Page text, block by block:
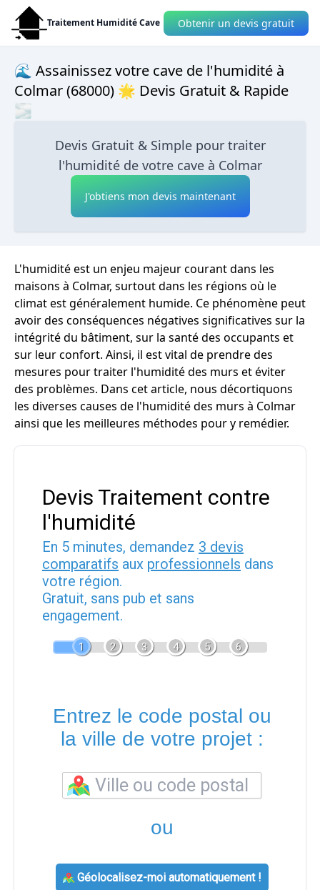
Traitement Humidité Cave Obtenir un devis gratuit
🌊 Assainissez votre cave de l'humidité à
Colmar (68000) 🌟 Devis Gratuit & Rapide
🌫
Devis Gratuit & Simple pour traiter
l'humidité de votre cave à Colmar
J'obtiens mon devis maintenant
L'humidité est un enjeu majeur courant dans les
maisons à Colmar, surtout dans les régions où le
climat est généralement humide. Ce phénomène peut
avoir des conséquences négatives significatives sur la
intégrité du bâtiment, sur la santé des occupants et
sur leur confort. Ainsi, il est vital de prendre des
mesures pour traiter l'humidité des murs et éviter
des problèmes. Dans cet article, nous décortiquons
les diverses causes de l'humidité des murs à Colmar
ainsi que les meilleures méthodes pour y remédier.
Devis Traitement contre
l'humidité
En 5 minutes, demandez 3 devis
comparatifs aux professionnels dans
votre région.
Gratuit, sans pub et sans
engagement.
1 2 3 4 5 6
Entrez le code postal ou
la ville de votre projet :
ou
Géolocalisez-moi automatiquement !